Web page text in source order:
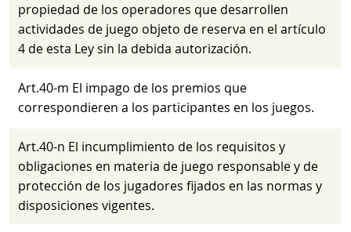
propiedad de los operadores que desarrollen
actividades de juego objeto de reserva en el artículo
4 de esta Ley sin la debida autorización.
Art.40-m El impago de los premios que
correspondieren a los participantes en los juegos.
Art.40-n El incumplimiento de los requisitos y
obligaciones en materia de juego responsable y de
protección de los jugadores fijados en las normas y
disposiciones vigentes.